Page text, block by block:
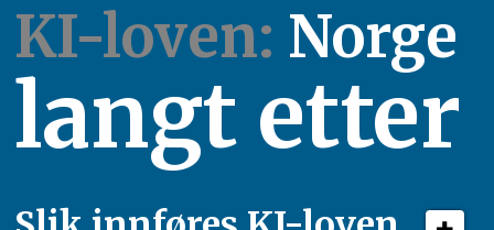
KI-loven: Norge
langt etter